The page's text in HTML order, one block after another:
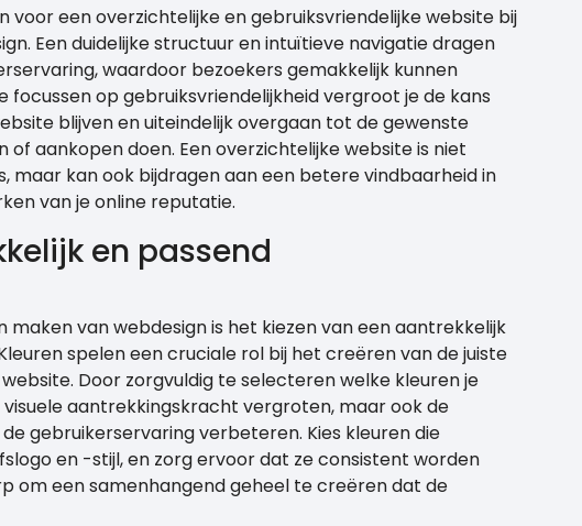
voor een overzichtelijke en gebruiksvriendelijke website bij
Een duidelijke structuur en intuïtieve navigatie dragen
waardoor bezoekers gemakkelijk kunnen
focussen op gebruiksvriendelijkheid vergroot je de kans
blijven en uiteindelijk overgaan tot de gewenste
aankopen doen. Een overzichtelijke website is niet
maar kan ook bijdragen aan een betere vindbaarheid in
van je online reputatie.
en passend
maken van webdesign is het kiezen van een aantrekkelijk
spelen een cruciale rol bij het creëren van de juiste
Door zorgvuldig te selecteren welke kleuren je
aantrekkingskracht vergroten, maar ook de
gebruikerservaring verbeteren. Kies kleuren die
en -stijl, en zorg ervoor dat ze consistent worden
om een samenhangend geheel te creëren dat de